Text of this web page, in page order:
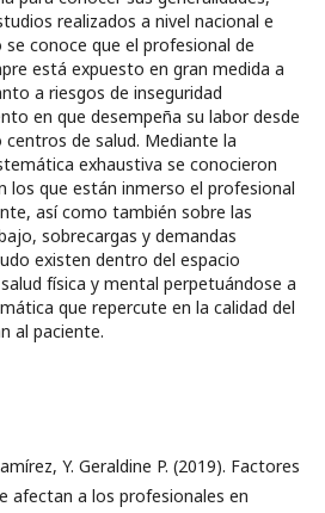
realizados a nivel nacional e
conoce que el profesional de
está expuesto en gran medida a
a riesgos de inseguridad
en que desempeña su labor desde
de salud. Mediante la
exhaustiva se conocieron
los que están inmerso el profesional
así como también sobre las
sobrecargas y demandas
existen dentro del espacio
física y mental perpetuándose a
que repercute en la calidad del
al paciente.
Y. Geraldine P. (2019). Factores
afectan a los profesionales en